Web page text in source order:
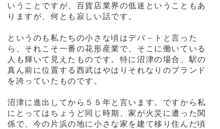
いうことですが、百貨店業界の低迷ということもあ
りますが、何とも寂しい話です。
というのも私たちの小さな頃はデパ－トと言った
ら、それこそ一番の花形産業で、そこに働いている
人も輝いて見えたものです。 特に沼津の場合、駅の
真ん前に位置する西武はやはりそれなりのブランド
を誇っていたものです。
沼津に進出してから５５年と言います。ですから私
にとってはちょうど同じ時期、家が火災に遭った関
係で、今の片浜の地に小さな家を建て移り住んだ頃